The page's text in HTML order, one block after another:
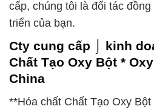
cấp, chúng tôi là đối tác
triển của bạn.
Cty cung cấp ⌡ kinh
Chất Tạo Oxy Bột *
China
**Hóa chất Chất Tạo Oxy